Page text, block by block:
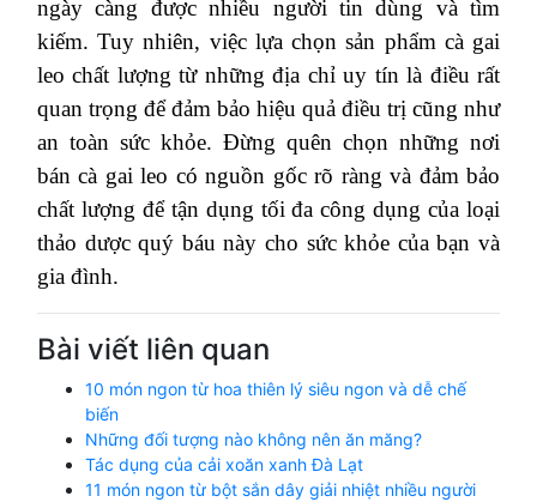
ngày càng được nhiều người tin dùng và tìm
kiếm. Tuy nhiên, việc lựa chọn sản phẩm cà gai
leo chất lượng từ những địa chỉ uy tín là điều rất
quan trọng để đảm bảo hiệu quả điều trị cũng như
an toàn sức khỏe. Đừng quên chọn những nơi
bán cà gai leo có nguồn gốc rõ ràng và đảm bảo
chất lượng để tận dụng tối đa công dụng của loại
thảo dược quý báu này cho sức khỏe của bạn và
gia đình.
Bài viết liên quan
10 món ngon từ hoa thiên lý siêu ngon và dễ chế
biến
Những đối tượng nào không nên ăn măng?
Tác dụng của cải xoăn xanh Đà Lạt
11 món ngon từ bột sắn dây giải nhiệt nhiều người